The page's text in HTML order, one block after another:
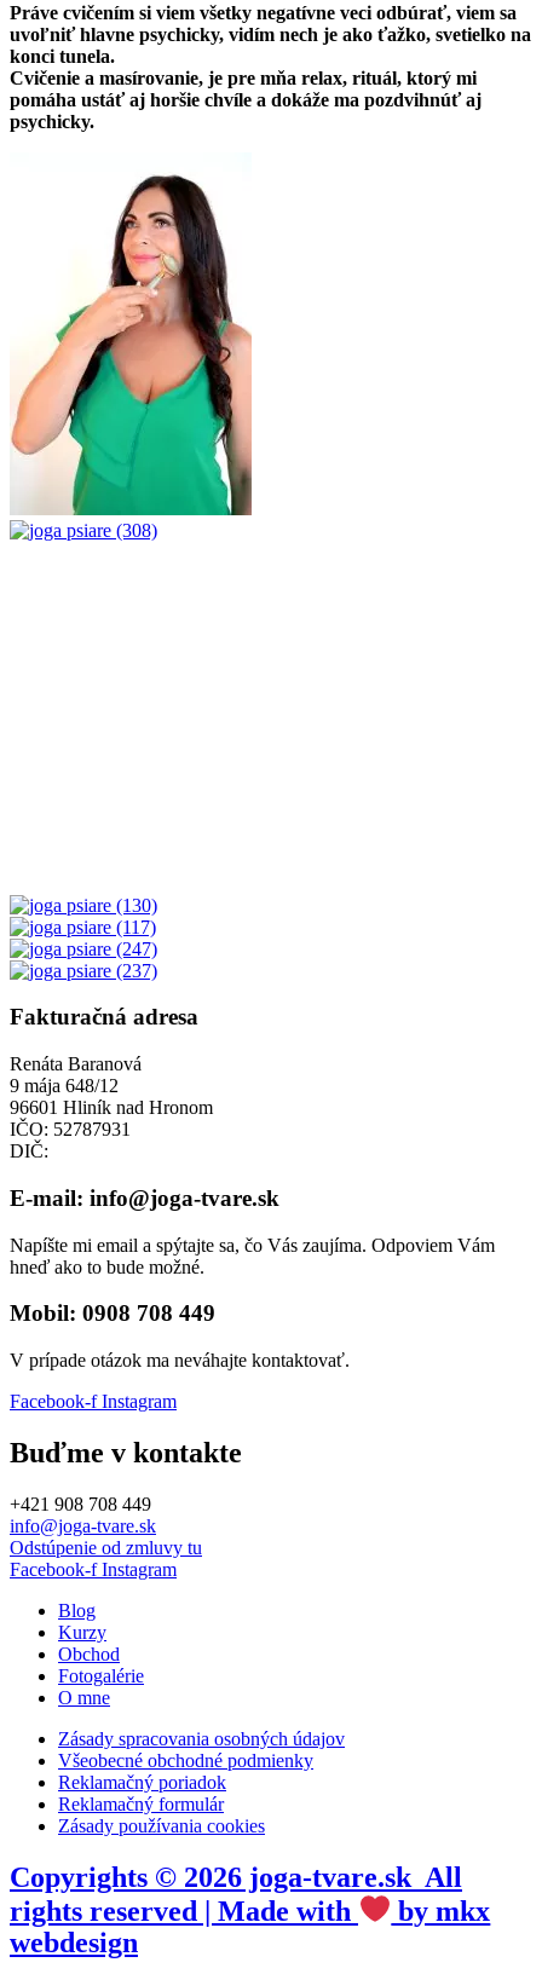
Práve cvičením si viem všetky negatívne veci odbúrať, viem sa
uvoľniť hlavne psychicky, vidím nech je ako ťažko, svetielko na
konci tunela.
Cvičenie a masírovanie, je pre mňa relax, rituál, ktorý mi
pomáha ustáť aj horšie chvíle a dokáže ma pozdvihnúť aj
psychicky.
Fakturačná adresa
Renáta Baranová
9 mája 648/12
96601 Hliník nad Hronom
IČO: 52787931
DIČ:
E-mail: info@joga-tvare.sk
Napíšte mi email a spýtajte sa, čo Vás zaujíma. Odpoviem Vám
hneď ako to bude možné.
Mobil: 0908 708 449
V prípade otázok ma neváhajte kontaktovať.
Facebook-f Instagram
Buďme v kontakte
+421 908 708 449
info@joga-tvare.sk
Odstúpenie od zmluvy tu
Facebook-f Instagram
Blog
Kurzy
Obchod
Fotogalérie
O mne
Zásady spracovania osobných údajov
Všeobecné obchodné podmienky
Reklamačný poriadok
Reklamačný formulár
Zásady používania cookies
Copyrights © 2026 joga-tvare.sk All
rights reserved | Made with
by mkx
webdesign